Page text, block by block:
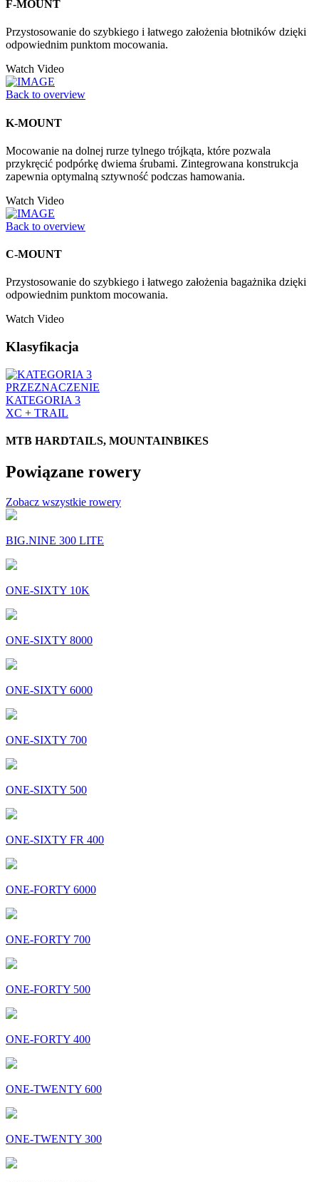
F-MOUNT
Przystosowanie do szybkiego i łatwego założenia błotników dzięki
odpowiednim punktom mocowania.
Watch Video
Back to overview
K-MOUNT
Mocowanie na dolnej rurze tylnego trójkąta, które pozwala
przykręcić podpórkę dwiema śrubami. Zintegrowana konstrukcja
zapewnia optymalną sztywność podczas hamowania.
Watch Video
Back to overview
C-MOUNT
Przystosowanie do szybkiego i łatwego założenia bagażnika dzięki
odpowiednim punktom mocowania.
Watch Video
Klasyfikacja
PRZEZNACZENIE
KATEGORIA 3
XC + TRAIL
MTB HARDTAILS, MOUNTAINBIKES
Powiązane rowery
Zobacz wszystkie rowery
BIG.NINE 300 LITE
ONE-SIXTY 10K
ONE-SIXTY 8000
ONE-SIXTY 6000
ONE-SIXTY 700
ONE-SIXTY 500
ONE-SIXTY FR 400
ONE-FORTY 6000
ONE-FORTY 700
ONE-FORTY 500
ONE-FORTY 400
ONE-TWENTY 600
ONE-TWENTY 300